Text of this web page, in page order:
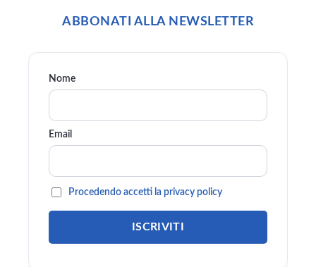
ABBONATI ALLA NEWSLETTER
Nome
Email
Procedendo accetti la privacy policy